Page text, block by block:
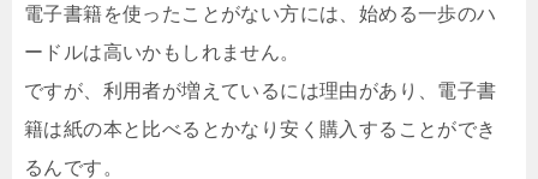
電子書籍を使ったことがない方には、始める一歩のハ
ードルは高いかもしれません。
ですが、利用者が増えているには理由があり、電子書
籍は紙の本と比べるとかなり安く購入することができ
るんです。